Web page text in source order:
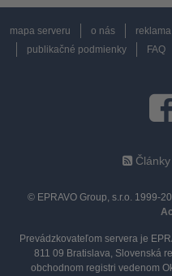
mapa serveru o nás reklama
publikačné podmienky
FAQ
Články
© EPRAVO Group, s.r.o. 1999-
Prevádzkovateľom servera je
811 09 Bratislava, Slovenská
obchodnom registri vedenom